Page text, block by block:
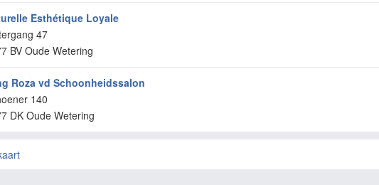
Esthétique Loyale
47
BVOude Wetering
Roza vd Schoonheidssalon
140
DKOude Wetering